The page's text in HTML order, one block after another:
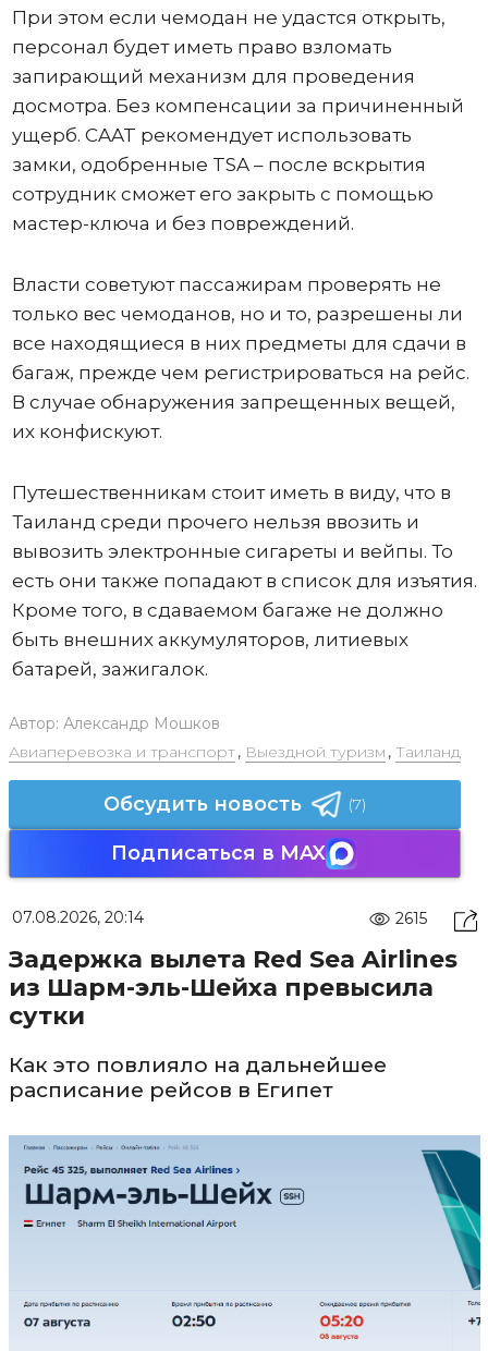
При этом если чемодан не удастся открыть,
персонал будет иметь право взломать
запирающий механизм для проведения
досмотра. Без компенсации за причиненный
ущерб. CAAT рекомендует использовать
замки, одобренные TSA – после вскрытия
сотрудник сможет его закрыть с помощью
мастер-ключа и без повреждений.
Власти советуют пассажирам проверять не
только вес чемоданов, но и то, разрешены ли
все находящиеся в них предметы для сдачи в
багаж, прежде чем регистрироваться на рейс.
В случае обнаружения запрещенных вещей,
их конфискуют.
Путешественникам стоит иметь в виду, что в
Таиланд среди прочего нельзя ввозить и
вывозить электронные сигареты и вейпы. То
есть они также попадают в список для изъятия.
Кроме того, в сдаваемом багаже не должно
быть внешних аккумуляторов, литиевых
батарей, зажигалок.
Автор: Александр Мошков
Авиаперевозка и транспорт, Выездной туризм , Таиланд
Обсудить новость (7)
Подписаться в MAX
07.08.2026, 20:14 2615
Задержка вылета Red Sea Airlines
из Шарм-эль-Шейха превысила
сутки
Как это повлияло на дальнейшее
расписание рейсов в Египет